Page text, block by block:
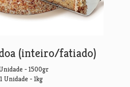
(inteiro/fatiado)
- 1500gr
1 Unidade - 1kg